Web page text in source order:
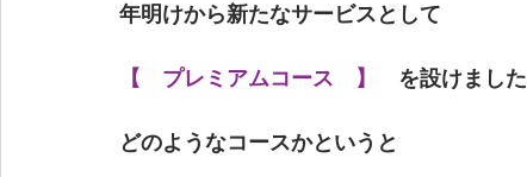
年明けから新たなサービスとして
【　プレミアムコース　】 を設けました
どのようなコースかというと